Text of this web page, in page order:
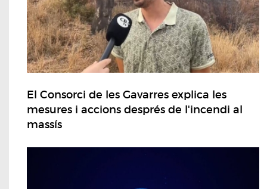
El Consorci de les Gavarres explica les
mesures i accions després de l'incendi al
massís